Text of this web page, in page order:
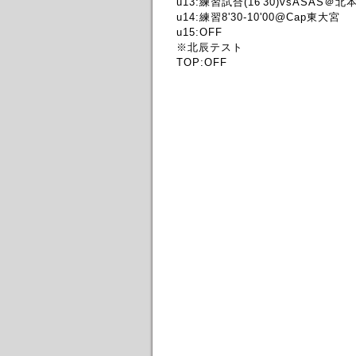
u14:練習8'30-10'00@Cap東大宮
u15:OFF
※北辰テスト
TOP:OFF